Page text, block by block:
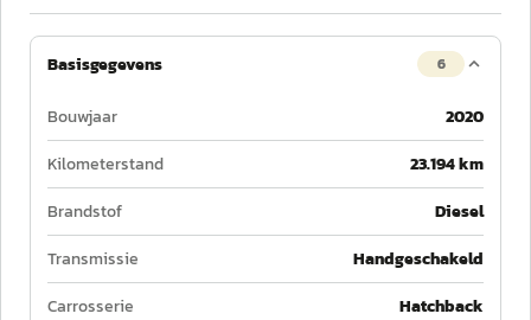
Basisgegevens 6
Bouwjaar
2020
Kilometerstand
23.194 km
Brandstof
Diesel
Transmissie
Handgeschakeld
Carrosserie
Hatchback